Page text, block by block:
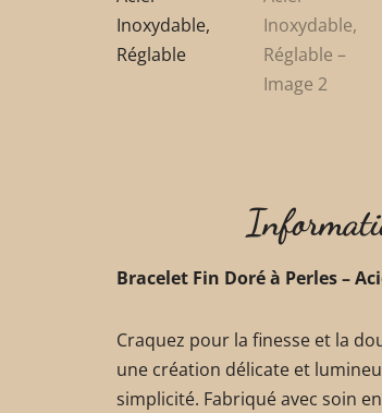
Bracelet Fin Doré à Perles –
Craquez pour la finesse et la
une création délicate et
simplicité. Fabriqué avec soin en